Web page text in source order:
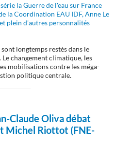
la Guerre de l'eau sur France
la Coordination EAU IDF, Anne Le
plein d'autres personnalités
sont longtemps restés dans le
changement climatique, les
mobilisations contre les méga-
politique centrale.
Claude Oliva débat
Michel Riottot (FNE-